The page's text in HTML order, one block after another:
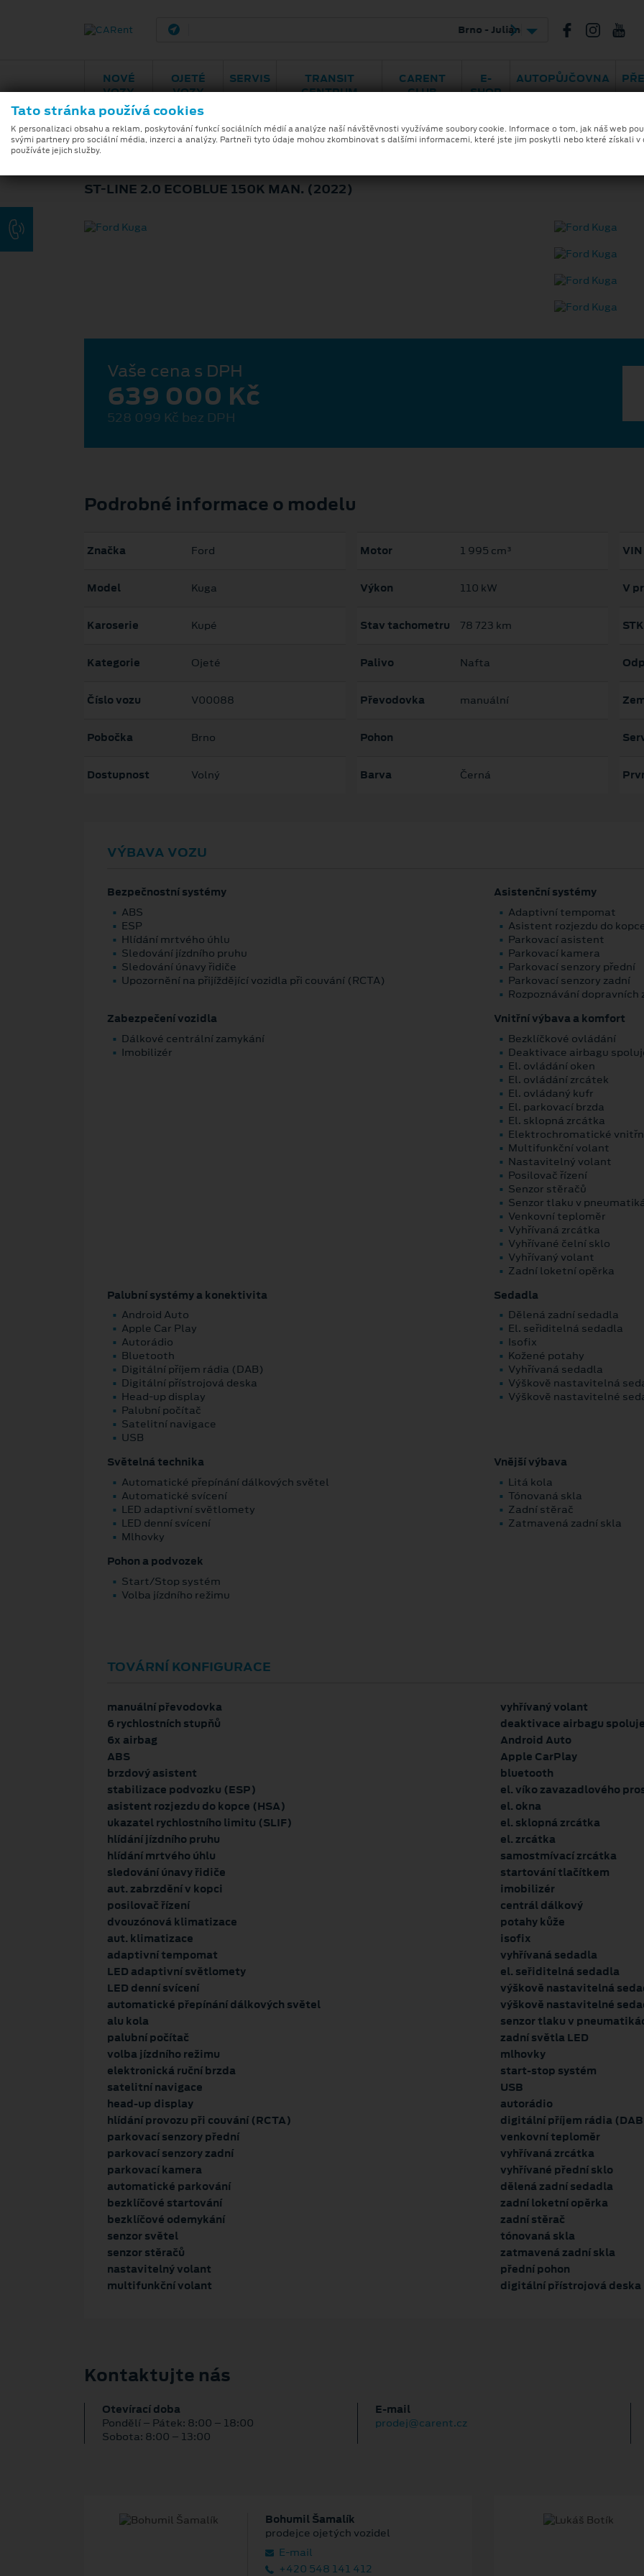
NOVÉ
VOZY
OJETÉ
VOZY
SERVIS
TRANSIT
CENTRUM
CARENT
CLUB
E-
SHOP
AUTOPŮJČOVNA
FORD KUGA
ST-LINE 2.0 ECOBLUE 150K MAN. (2022)
Vaše cena s DPH
639 000 Kč
528 099 Kč bez DPH
Podrobné informace o modelu
Značka Ford
Model Kuga
Karoserie Kupé
Kategorie Ojeté
Číslo vozu V00088
Pobočka Brno
Dostupnost Volný
Motor 1 995 cm³
Výkon 110 kW
Stav tachometru 78 723 km
Palivo Nafta
Převodovka manuální
Pohon
Barva Černá
VIN
V
VÝBAVA VOZU
Bezpečnostní systémy
ABS
ESP
Hlídání mrtvého úhlu
Sledování jízdního pruhu
Sledování únavy řidiče
Upozornění na přijíždějící vozidla při couvání (RCTA)
Asistenční systémy
Adaptivní tempomat
Asistent rozjezdu do
Parkovací asistent
Parkovací kamera
Parkovací senzory přední
Parkovací senzory zadní
Rozpoznávání dopravních
Zabezpečení vozidla
Dálkové centrální zamykání
Imobilizér
Vnitřní výbava a komfort
Bezklíčkové ovládání
Deaktivace airbagu
El. ovládání oken
El. ovládání zrcátek
El. ovládaný kufr
El. parkovací brzda
El. sklopná zrcátka
Elektrochromatické
Multifunkční volant
Nastavitelný volant
Posilovač řízení
Senzor stěračů
Senzor tlaku v
Venkovní teploměr
Vyhřívaná zrcátka
Vyhřívané čelní sklo
Vyhřívaný volant
Zadní loketní opěrka
Palubní systémy a konektivita
Android Auto
Apple Car Play
Autorádio
Bluetooth
Digitální příjem rádia (DAB)
Digitální přístrojová deska
Head-up display
Palubní počítač
Satelitní navigace
USB
Sedadla
Dělená zadní sedadla
El. seřiditelná sedadla
Isofix
Kožené potahy
Vyhřívaná sedadla
Výškově nastavitelná
Výškově nastavitelné
Světelná technika
Automatické přepínání dálkových světel
Automatické svícení
LED adaptivní světlomety
LED denní svícení
Mlhovky
Vnější výbava
Litá kola
Tónovaná skla
Zadní stěrač
Zatmavená zadní skla
Pohon a podvozek
Start/Stop systém
Volba jízdního režimu
TOVÁRNÍ KONFIGURACE
manuální převodovka
6 rychlostních stupňů
6x airbag
ABS
brzdový asistent
stabilizace podvozku (ESP)
asistent rozjezdu do kopce (HSA)
ukazatel rychlostního limitu (SLIF)
hlídání jízdního pruhu
hlídání mrtvého úhlu
sledování únavy řidiče
aut. zabrzdění v kopci
posilovač řízení
dvouzónová klimatizace
aut. klimatizace
adaptivní tempomat
LED adaptivní světlomety
LED denní svícení
automatické přepínání dálkových světel
alu kola
palubní počítač
volba jízdního režimu
elektronická ruční brzda
satelitní navigace
head-up display
hlídání provozu při couvání (RCTA)
parkovací senzory přední
parkovací senzory zadní
parkovací kamera
automatické parkování
bezklíčové startování
bezklíčové odemykání
senzor světel
senzor stěračů
nastavitelný volant
multifunkční volant
vyhřívaný volant
deaktivace airbagu
Android Auto
Apple CarPlay
bluetooth
el. víko zavazadlového
el. okna
el. sklopná zrcátka
el. zrcátka
samostmívací zrcátka
startování tlačítkem
imobilizér
centrál dálkový
potahy kůže
isofix
vyhřívaná sedadla
el. seřiditelná sedadla
výškově nastavitelná
výškově nastavitelné
senzor tlaku v
zadní světla LED
mlhovky
start-stop systém
USB
autorádio
digitální příjem rádia
venkovní teploměr
vyhřívaná zrcátka
vyhřívané přední sklo
dělená zadní sedadla
zadní loketní opěrka
zadní stěrač
tónovaná skla
zatmavená zadní skla
přední pohon
digitální přístrojová deska
Kontaktujte nás
Otevírací doba
Pondělí – Pátek: 8:00 – 18:00
Sobota: 8:00 – 13:00
E‑mail
prodej@carent.cz
Bohumil Šamalík
prodejce ojetých vozidel
E‑mail
+420 548 141 412
Tato stránka používá cookies
K personalizaci obsahu a reklam, poskytování funkcí sociálních médií a analýze naší návštěvnosti využíváme soubory cookie. Informace o tom, jak náš web
svými partnery pro sociální média, inzerci a analýzy. Partneři tyto údaje mohou zkombinovat s dalšími informacemi, které jste jim poskytli nebo které získali v
používáte jejich služby.